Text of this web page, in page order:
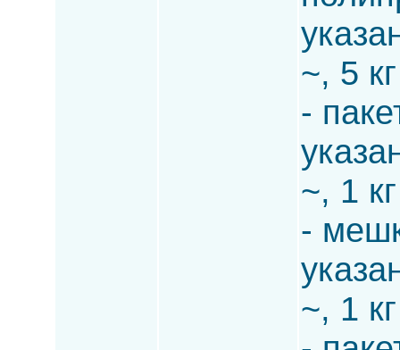
~, 5
-
~, 1
-
~, 1